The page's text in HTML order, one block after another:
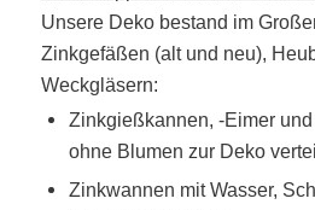
Unsere Deko bestand im
Zinkgefäßen (alt und neu),
Weckgläsern:
Zinkgießkannen, -Eimer
ohne Blumen zur Deko
Zinkwannen mit Wasser,